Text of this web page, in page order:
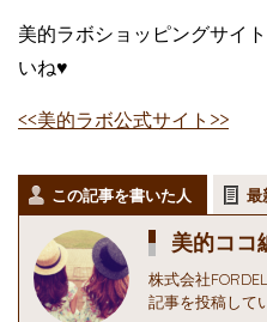
美的ラボショッピングサイ
いね♥
<<美的ラボ公式サイト>>
この記事を書いた人 最
美的ココ
株式会社
記事を投稿して